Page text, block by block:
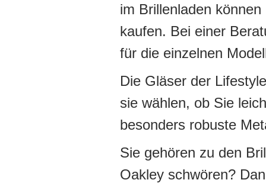
im Brillenladen
kaufen. Bei einer
für die einzelnen
Die Gläser der
sie wählen, ob Sie
besonders robuste
Sie gehören zu den
Oakley schwören?